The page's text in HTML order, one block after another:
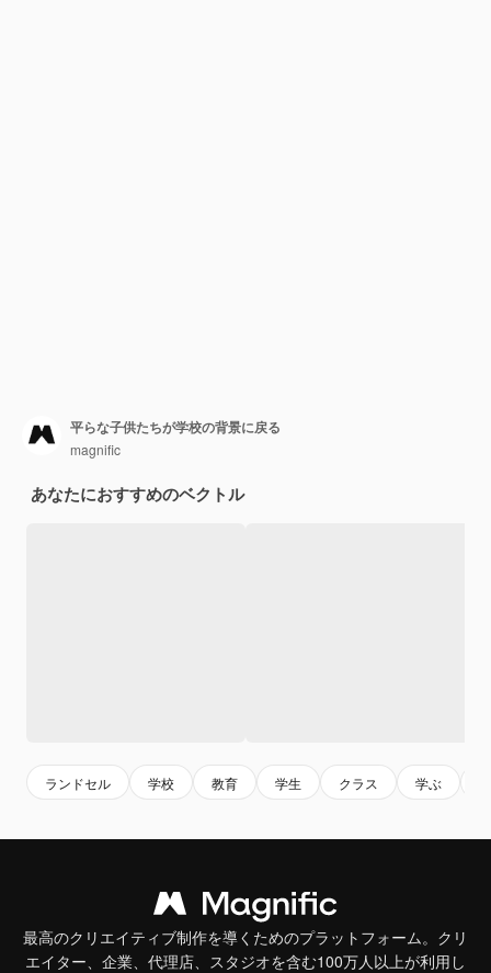
平らな子供たちが学校の背景に戻る
magnific
あなたにおすすめのベクトル
ランドセル 学校 教育 学生 クラス 学ぶ
最高のクリエイティブ制作を導くためのプラットフォーム。クリ
エイター、企業、代理店、スタジオを含む100万人以上が利用し